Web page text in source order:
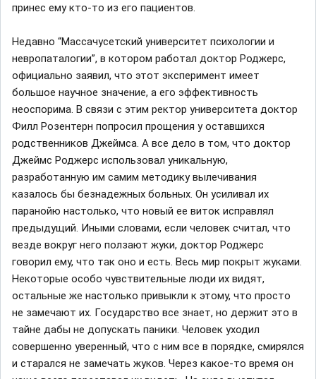
принес ему кто-то из его пациентов.
Недавно “Массачусетский университет психологии и
невропаталогии”, в котором работал доктор Роджерс,
официально заявил, что этот эксперимент имеет
большое научное значение, а его эффективность
неоспорима. В связи с этим ректор университета доктор
Филл Розентерн попросил прощения у оставшихся
родственников Джеймса. А все дело в том, что доктор
Джеймс Роджерс использовал уникальную,
разработанную им самим методику вылечивания
казалось бы безнадежных больных. Он усиливал их
паранойю настолько, что новый ее виток исправлял
предыдущий. Иными словами, если человек считал, что
везде вокруг него ползают жуки, доктор Роджерс
говорил ему, что так оно и есть. Весь мир покрыт жуками.
Некоторые особо чувствительные люди их видят,
остальные же настолько привыкли к этому, что просто
не замечают их. Государство все знает, но держит это в
тайне дабы не допускать паники. Человек уходил
совершенно уверенный, что с ним все в порядке, смирялся
и старался не замечать жуков. Через какое-то время он